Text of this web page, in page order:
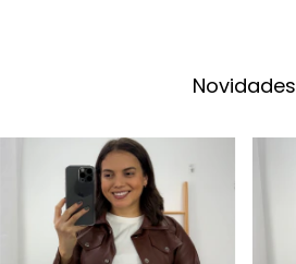
Novidades